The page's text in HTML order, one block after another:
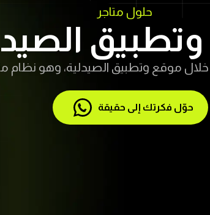
حلول متاجر
موقع وتطبيق الصيدلية، وهو نظام
حوّل فكرتك إلى حقيقة